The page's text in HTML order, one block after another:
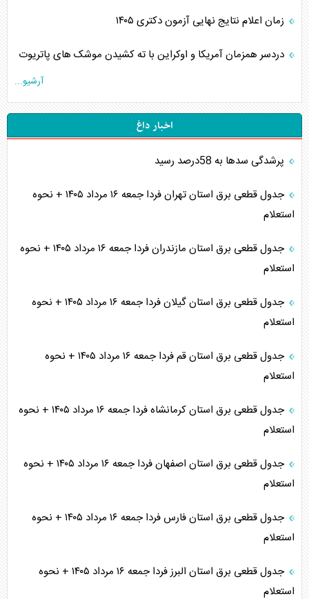
زمان اعلام نتایج نهایی آزمون دکتری ۱۴۰۵
دردسر همزمان آمریکا و اوکراین با ته کشیدن موشک های پاتریوت
آرشیو...
اخبار داغ
پرشدگی سدها به 58درصد رسید
جدول قطعی برق استان تهران فردا جمعه ۱۶ مرداد ۱۴۰۵ + نحوه
استعلام
جدول قطعی برق استان مازندران فردا جمعه ۱۶ مرداد ۱۴۰۵ + نحوه
استعلام
جدول قطعی برق استان گیلان فردا جمعه ۱۶ مرداد ۱۴۰۵ + نحوه
استعلام
جدول قطعی برق استان قم فردا جمعه ۱۶ مرداد ۱۴۰۵ + نحوه
استعلام
جدول قطعی برق استان کرمانشاه فردا جمعه ۱۶ مرداد ۱۴۰۵ + نحوه
استعلام
جدول قطعی برق استان اصفهان فردا جمعه ۱۶ مرداد ۱۴۰۵ + نحوه
استعلام
جدول قطعی برق استان فارس فردا جمعه ۱۶ مرداد ۱۴۰۵ + نحوه
استعلام
جدول قطعی برق استان البرز فردا جمعه ۱۶ مرداد ۱۴۰۵ + نحوه
استعلام